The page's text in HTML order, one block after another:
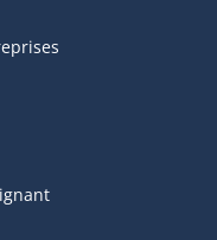
externe s'ouvrira